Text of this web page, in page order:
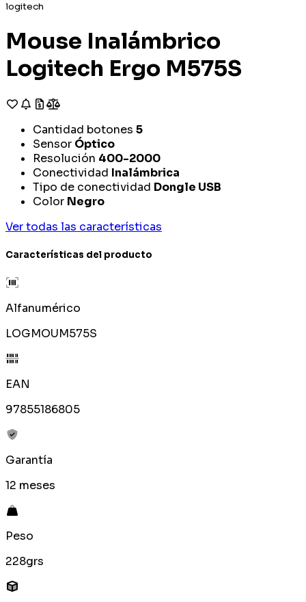
logitech
Mouse Inalámbrico
Logitech Ergo M575S
Cantidad botones 5
Sensor Óptico
Resolución 400-2000
Conectividad Inalámbrica
Tipo de conectividad Dongle USB
Color Negro
Ver todas las características
Características del producto
Alfanumérico
LOGMOUM575S
EAN
97855186805
Garantía
12 meses
Peso
228grs